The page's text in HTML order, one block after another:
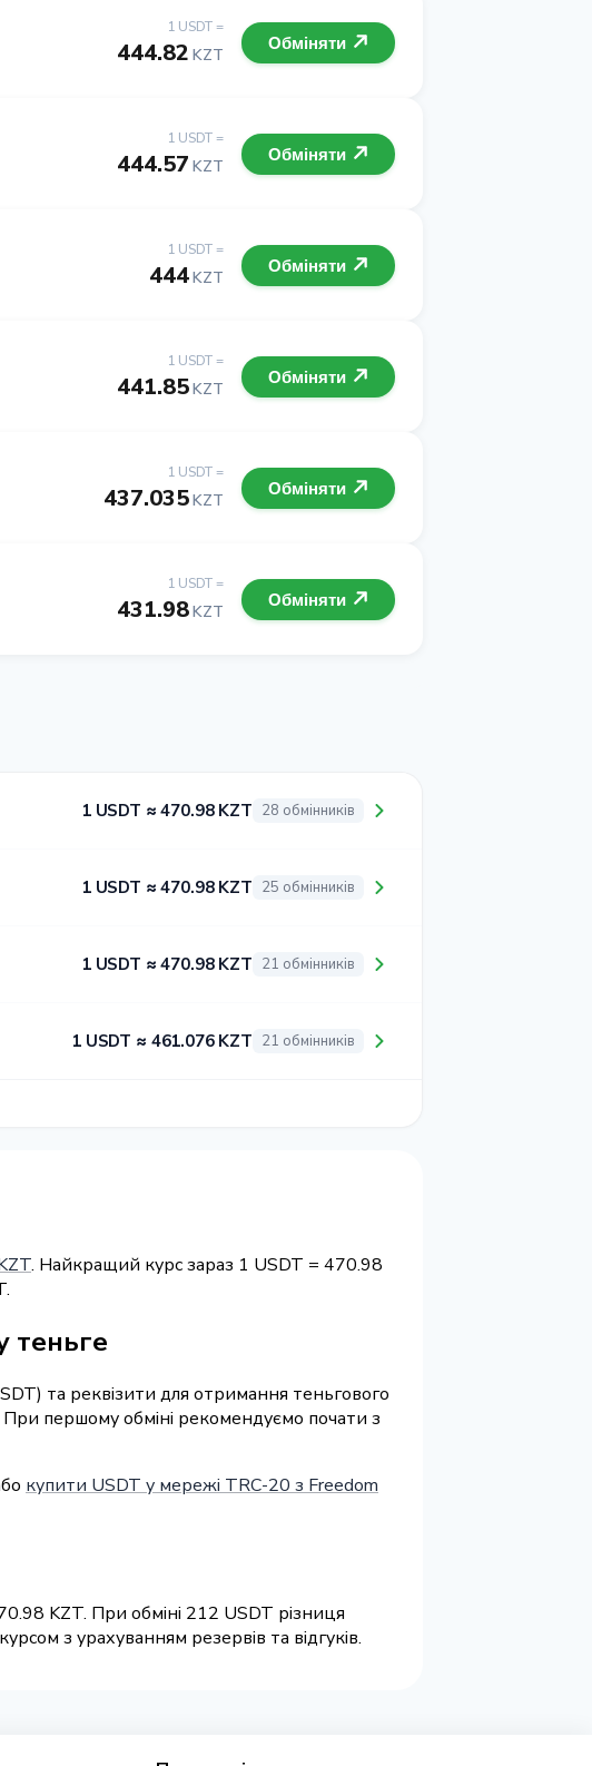
1 USDT =
444.82 KZT
Обміняти
1 USDT =
444.57 KZT
Обміняти
1 USDT =
444KZT
Обміняти
1 USDT =
441.85KZT
Обміняти
1 USDT =
437.035KZT
Обміняти
1 USDT =
431.98KZT
Обміняти
1 USDT ≈ 470.98 KZT 28 обмінників
1 USDT ≈ 470.98 KZT 25 обмінників
1 USDT ≈ 470.98 KZT 21 обмінників
1 USDT ≈ 461.076 KZT 21 обмінників
. Найкращий курс зараз 1 USDT = 470.98
теньге
та реквізити для отримання теньгового
При першому обміні рекомендуємо почати з
купити USDT у мережі TRC-20 з Freedom
KZT. При обміні 212 USDT різниця
з урахуванням резервів та відгуків.